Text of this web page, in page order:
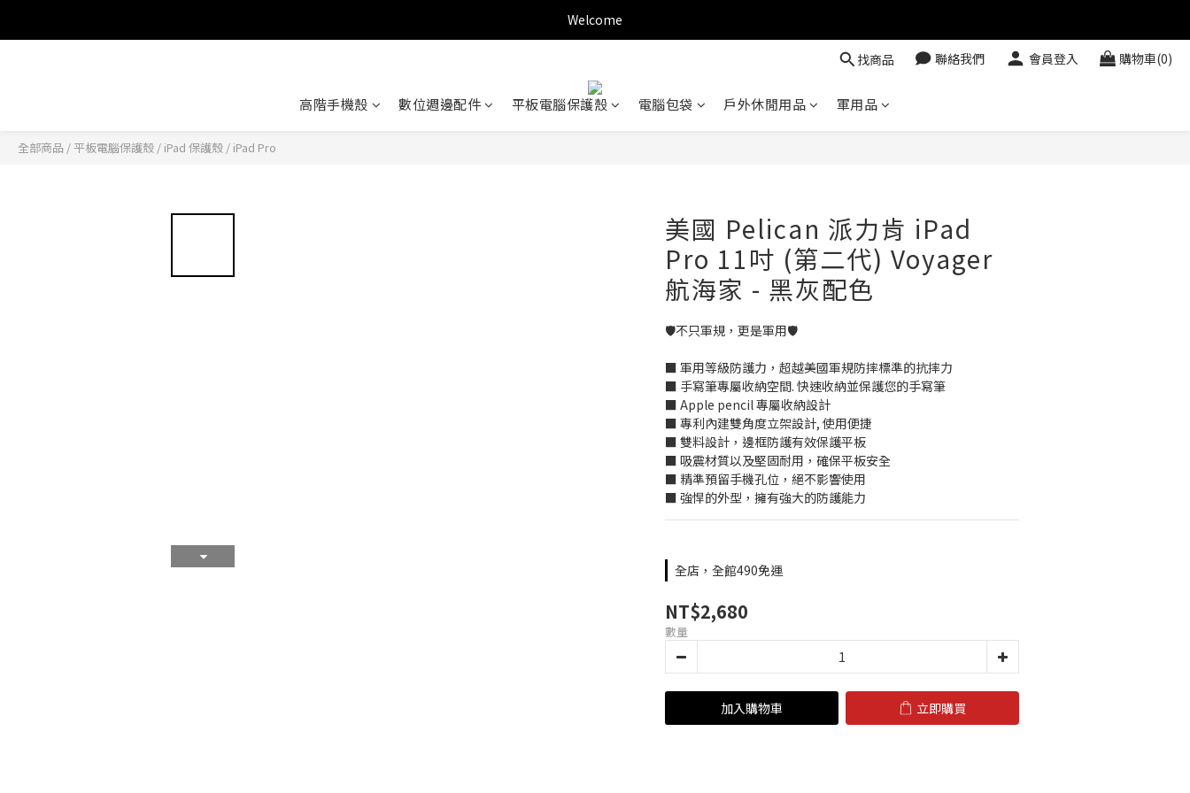
✨新加入會員可現折$150購物金✨
Welcome
找商品 聯絡我們 會員登入 購物車(0)
高階手機殼 數位週邊配件 平板電腦保護殼 電腦包袋 戶外休閒用品 軍用品
全部商品 /平板電腦保護殼 / iPad 保護殼 / iPad Pro
美國 Pelican 派力肯 iPad
Pro 11吋 (第二代) Voyager
航海家 - 黑灰配色
🛡️不只軍規，更是軍用🛡️
■ 軍用等級防護力，超越美國軍規防摔標準的抗摔力
■ 手寫筆專屬收納空間. 快速收納並保護您的手寫筆
■ Apple pencil 專屬收納設計
■ 專利內建雙角度立架設計, 使用便捷
■ 雙料設計，邊框防護有效保護平板
■ 吸震材質以及堅固耐用，確保平板安全
■ 精準預留手機孔位，絕不影響使用
■ 強悍的外型，擁有強大的防護能力
全店，全館490免運
NT$2,680
數量
加入購物車 立即購買